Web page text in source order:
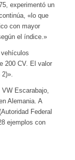
experimentó un
«lo que
con mayor
el índice.»
200 CV. El valor
Escarabajo,
Alemania. A
Federal
ejemplos con